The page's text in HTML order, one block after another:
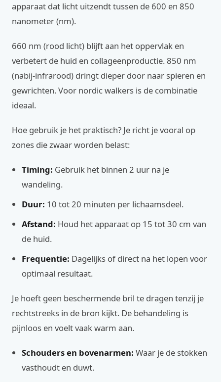
apparaat dat licht uitzendt tussen de 600 en 850
nanometer (nm).
660 nm (rood licht) blijft aan het oppervlak en
verbetert de huid en collageenproductie. 850 nm
(nabij-infrarood) dringt dieper door naar spieren en
gewrichten. Voor nordic walkers is de combinatie
ideaal.
Hoe gebruik je het praktisch? Je richt je vooral op
zones die zwaar worden belast:
Timing: Gebruik het binnen 2 uur na je
wandeling.
Duur: 10 tot 20 minuten per lichaamsdeel.
Afstand: Houd het apparaat op 15 tot 30 cm van
de huid.
Frequentie: Dagelijks of direct na het lopen voor
optimaal resultaat.
Je hoeft geen beschermende bril te dragen tenzij je
rechtstreeks in de bron kijkt. De behandeling is
pijnloos en voelt vaak warm aan.
Schouders en bovenarmen: Waar je de stokken
vasthoudt en duwt.